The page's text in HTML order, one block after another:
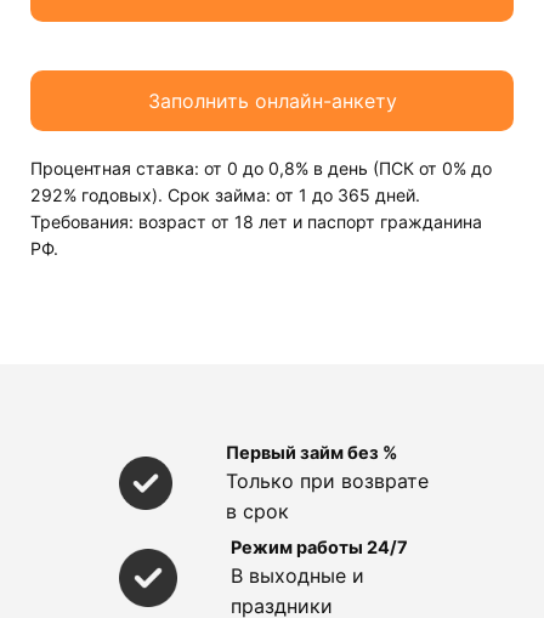
Процентная ставка: от 0 до 0,8% в день (ПСК от 0% до
292% годовых). Срок займа: от 1 до 365 дней.
Требования: возраст от 18 лет и паспорт гражданина
РФ.
Первый займ без %
Только при возврате
в срок
Режим работы 24/7
В выходные и
праздники